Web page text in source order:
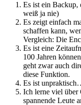
Es ist ein Backup,
weiß ja nie)
Es zeigt einfach
schaffen kann,
Vergleich: Die
Es ist eine
100 Jahren
geht zwar auch
diese Funktion.
Es ist
Ich lerne viel über
spannende Leute